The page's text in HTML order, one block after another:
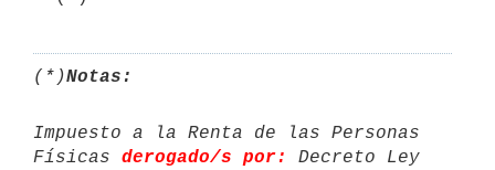
(*)Notas:
Impuesto a la Renta de las Personas
Físicas derogado/s por:
Decreto Ley